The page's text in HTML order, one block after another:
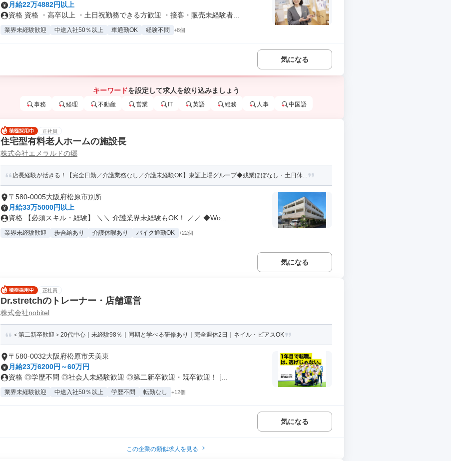
月給22万4882円以上
資格 資格 ・高卒以上 ・土日祝勤務できる方歓迎 ・接客・販売未経験者...
業界未経験歓迎 中途入社50％以上 車通勤OK 経験不問 +8個
気になる
キーワードを設定して求人を絞り込みましょう
事務 経理 不動産 営業 IT 英語 総務 人事 中国語
正社員
住宅型有料老人ホームの施設長
株式会社エメラルドの郷
店長経験が活きる！【完全日勤／介護業務なし／介護未経験OK】東証上場グループ◆残業ほぼなし・土日休...
〒580-0005大阪府松原市別所
月給33万5000円以上
資格 【必須スキル・経験】 ＼＼ 介護業界未経験もOK！ ／／ ◆Wo...
業界未経験歓迎 歩合給あり 介護休暇あり バイク通勤OK +22個
気になる
正社員
Dr.stretchのトレーナー・店舗運営
株式会社nobitel
＜第二新卒歓迎＞20代中心｜未経験98％｜同期と学べる研修あり｜完全週休2日｜ネイル・ピアスOK
〒580-0032大阪府松原市天美東
月給23万6200円～60万円
資格 ◎学歴不問 ◎社会人未経験歓迎 ◎第二新卒歓迎・既卒歓迎！ [...
業界未経験歓迎 中途入社50％以上 学歴不問 転勤なし +12個
気になる
この企業の類似求人を見る